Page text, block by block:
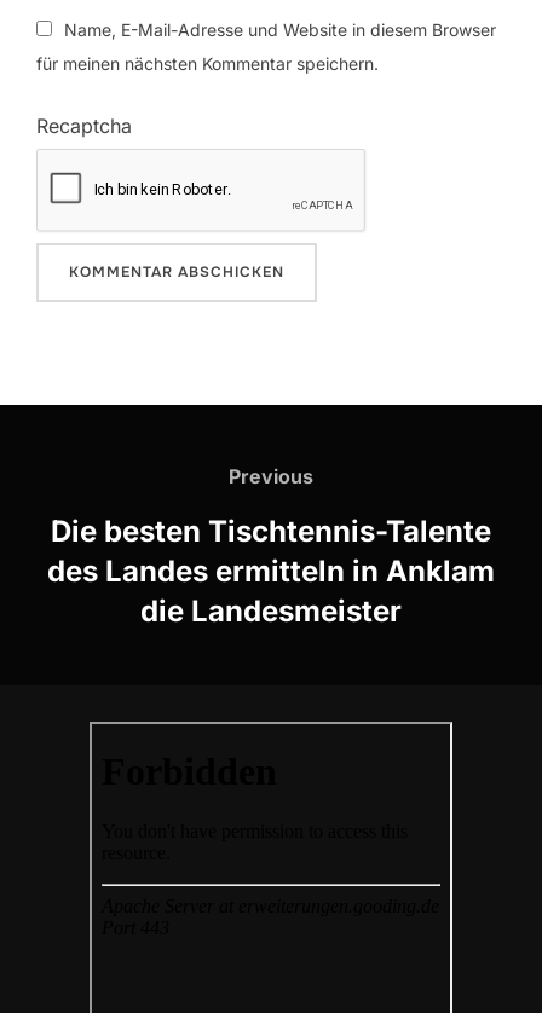
Name, E-Mail-Adresse und Website in diesem Browser
für meinen nächsten Kommentar speichern.
Recaptcha
Previous
Previous
Die besten Tischtennis-Talente
des Landes ermitteln in Anklam
die Landesmeister